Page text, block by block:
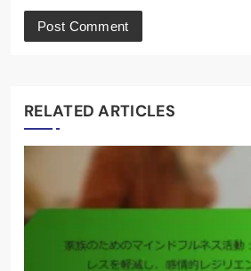
RELATED ARTICLES